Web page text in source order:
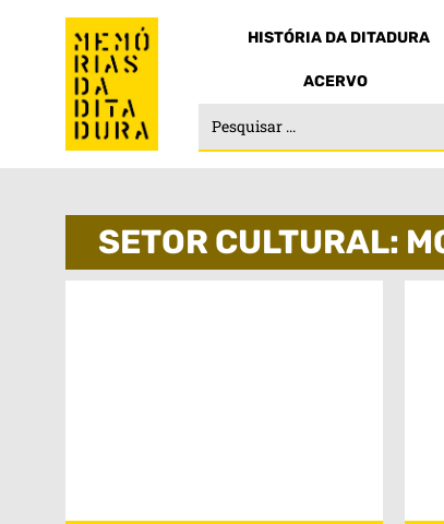
HISTÓRIA DA DITADURA
ACERVO
SETOR CULTURAL: